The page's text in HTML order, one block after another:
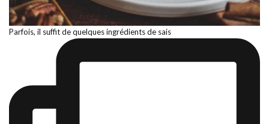
Parfois, il suffit de quelques ingrédients de sais